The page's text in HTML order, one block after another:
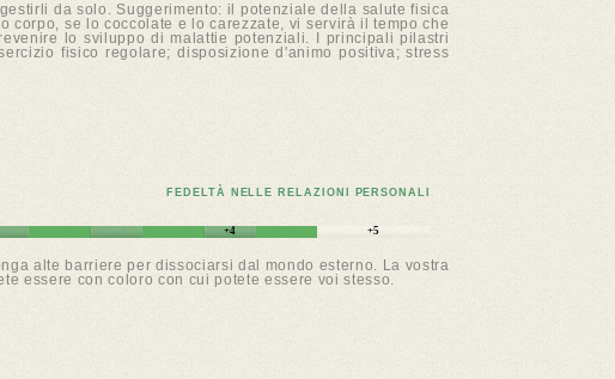
da solo. Suggerimento: il potenziale della salute fisica
se lo coccolate e lo carezzate, vi servirà il tempo che
lo sviluppo di malattie potenziali. I principali pilastri
fisico regolare; disposizione d'animo positiva; stress
FEDELTÀ NELLE RELAZIONI PERSONALI
+4 +5
alte barriere per dissociarsi dal mondo esterno. La vostra
essere con coloro con cui potete essere voi stesso.